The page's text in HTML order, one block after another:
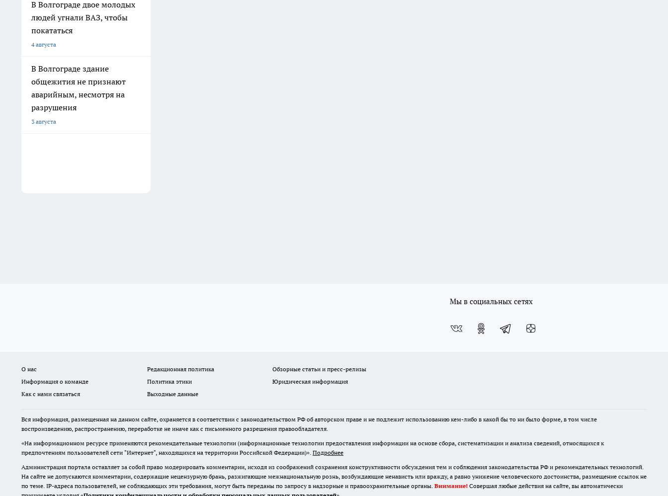
В Волгограде двое молодых
людей угнали ВАЗ, чтобы
покататься
4 августа
В Волгограде здание
общежития не признают
аварийным, несмотря на
разрушения
3 августа
Мы в социальных сетях
О нас Редакционная политика
Обзорные статьи и пресс-релизы
Информация о команде
Политика этики
Юридическая информация
Как с нами связаться
Выходные данные
Вся информация, размещенная на данном сайте, охраняется в соответствии с законодательством РФ об авторском праве и не подлежит использованию кем-либо в какой бы то ни было форме, в том числе
воспроизведению, распространению, переработке не иначе как с письменного разрешения правообладателя.
«На информационном ресурсе применяются рекомендательные технологии (информационные технологии предоставления информации на основе сбора, систематизации и анализа сведений, относящихся к
предпочтениям пользователей сети "Интернет", находящихся на территории Российской Федерации)». Подробнее
Администрация портала оставляет за собой право модерировать комментарии, исходя из соображений сохранения конструктивности обсуждения тем и соблюдения законодательства РФ и рекомендательных технологий.
На сайте не допускаются комментарии, содержащие нецензурную брань, разжигающие межнациональную рознь, возбуждающие ненависть или вражду, а равно унижение человеческого достоинства, размещение ссылок не
по теме. IP-адреса пользователей, не соблюдающих эти требования, могут быть переданы по запросу в надзорные и правоохранительные органы. Внимание! Совершая любые действия на сайте, вы автоматически